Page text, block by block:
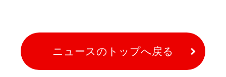
ニュースのトップへ戻る